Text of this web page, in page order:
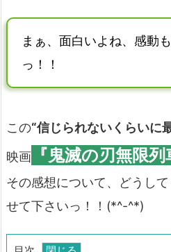
まぁ、面白いよね、感動
っ！！
この“信じられないくらいに
映画
『鬼滅の刃無限列
その感想について、どうし
せて下さいっ！！(*^-^*)